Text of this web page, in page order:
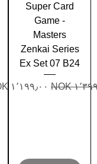
Super Card
Game -
Masters
Zenkai Series
Ex Set 07 B24
عادي سعر البيع